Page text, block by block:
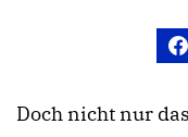
Doch nicht nur